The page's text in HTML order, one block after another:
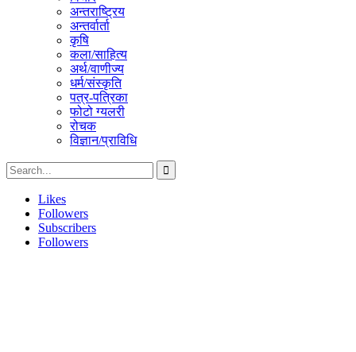
अन्तराष्ट्रिय
अन्तर्वार्ता
कृषि
कला/साहित्य
अर्थ/वाणीज्य
धर्म/संस्कृति
पत्र-पत्रिका
फोटो ग्यलरी
रोचक
विज्ञान/प्राविधि
Likes
Followers
Subscribers
Followers